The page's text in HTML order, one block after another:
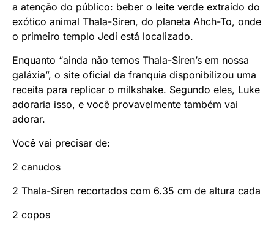
a atenção do público: beber o leite verde extraído do
exótico animal Thala-Siren, do planeta Ahch-To, onde
o primeiro templo Jedi está localizado.
Enquanto “ainda não temos Thala-Siren’s em nossa
galáxia”, o site oficial da franquia disponibilizou uma
receita para replicar o milkshake. Segundo eles, Luke
adoraria isso, e você provavelmente também vai
adorar.
Você vai precisar de:
2 canudos
2 Thala-Siren recortados com 6.35 cm de altura cada
2 copos